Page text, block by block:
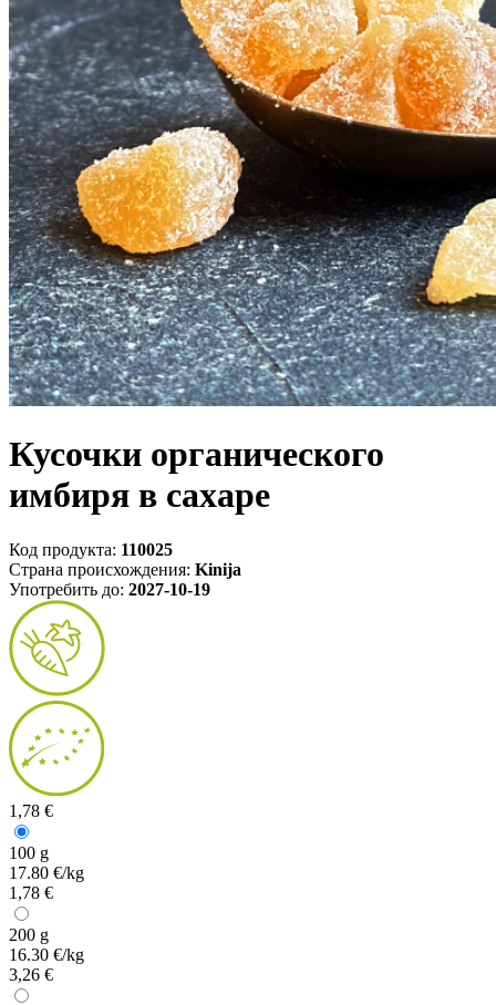
Кусочки органического
имбиря в сахаре
Код продукта: 110025
Страна происхождения: Kinija
Употребить до: 2027-10-19
1,78 €
100 g
17.80 €/kg
1,78 €
200 g
16.30 €/kg
3,26 €